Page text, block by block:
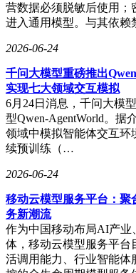
营数据必须脱敏后使用；
进入通用模型。与其依
2026-06-24
千问大模型重磅推出
实现七大领域交互模拟
6月24日消息，千问大模
型Qwen-AgentWorld。据
领域中模拟智能体交互环
续预训练（…
2026-06-24
移动云模型服务平台：聚
务新潮流
作为中国移动布局AI产业
体，移动云模型服务平台
活调用能力、行业智能体